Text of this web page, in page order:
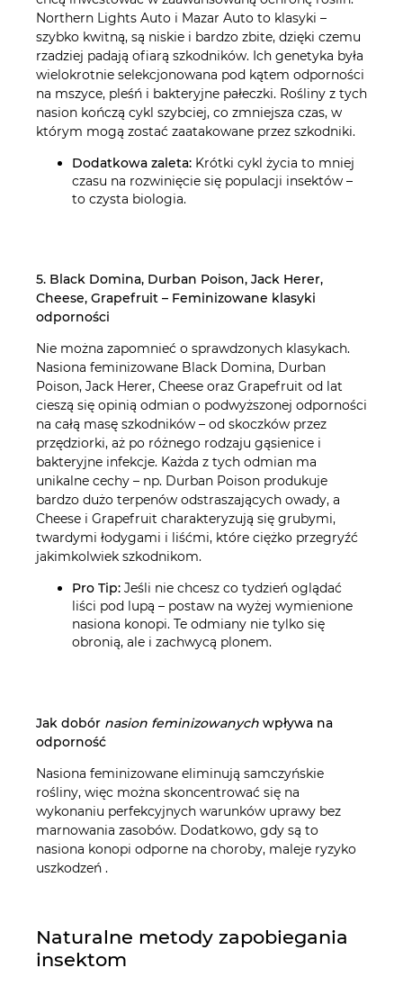
Northern Lights Auto i Mazar Auto to klasyki –
szybko kwitną, są niskie i bardzo zbite, dzięki czemu
rzadziej padają ofiarą szkodników. Ich genetyka była
wielokrotnie selekcjonowana pod kątem odporności
na mszyce, pleśń i bakteryjne pałeczki. Rośliny z tych
nasion kończą cykl szybciej, co zmniejsza czas, w
którym mogą zostać zaatakowane przez szkodniki.
Dodatkowa zaleta: Krótki cykl życia to mniej
czasu na rozwinięcie się populacji insektów –
to czysta biologia.
5. Black Domina, Durban Poison, Jack Herer,
Cheese, Grapefruit – Feminizowane klasyki
odporności
Nie można zapomnieć o sprawdzonych klasykach.
Nasiona feminizowane Black Domina, Durban
Poison, Jack Herer, Cheese oraz Grapefruit od lat
cieszą się opinią odmian o podwyższonej odporności
na całą masę szkodników – od skoczków przez
przędziorki, aż po różnego rodzaju gąsienice i
bakteryjne infekcje. Każda z tych odmian ma
unikalne cechy – np. Durban Poison produkuje
bardzo dużo terpenów odstraszających owady, a
Cheese i Grapefruit charakteryzują się grubymi,
twardymi łodygami i liśćmi, które ciężko przegryźć
jakimkolwiek szkodnikom.
Pro Tip: Jeśli nie chcesz co tydzień oglądać
liści pod lupą – postaw na wyżej wymienione
nasiona konopi. Te odmiany nie tylko się
obronią, ale i zachwycą plonem.
Jak dobór nasion feminizowanych wpływa na
odporność
Nasiona feminizowane eliminują samczyńskie
rośliny, więc można skoncentrować się na
wykonaniu perfekcyjnych warunków uprawy bez
marnowania zasobów. Dodatkowo, gdy są to
nasiona konopi odporne na choroby, maleje ryzyko
uszkodzeń .
Naturalne metody zapobiegania
insektom